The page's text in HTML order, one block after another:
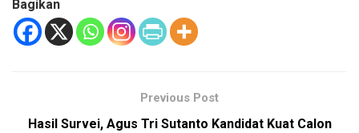
Bagikan
Previous Post
Hasil Survei, Agus Tri Sutanto Kandidat Kuat Calon